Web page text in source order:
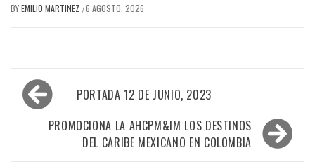
BYEMILIO MARTINEZ /6 AGOSTO, 2026
Navegación
de
entradas
PORTADA 12 DE JUNIO, 2023
PROMOCIONA LA AHCPM&IM LOS DESTINOS
DEL CARIBE MEXICANO EN COLOMBIA